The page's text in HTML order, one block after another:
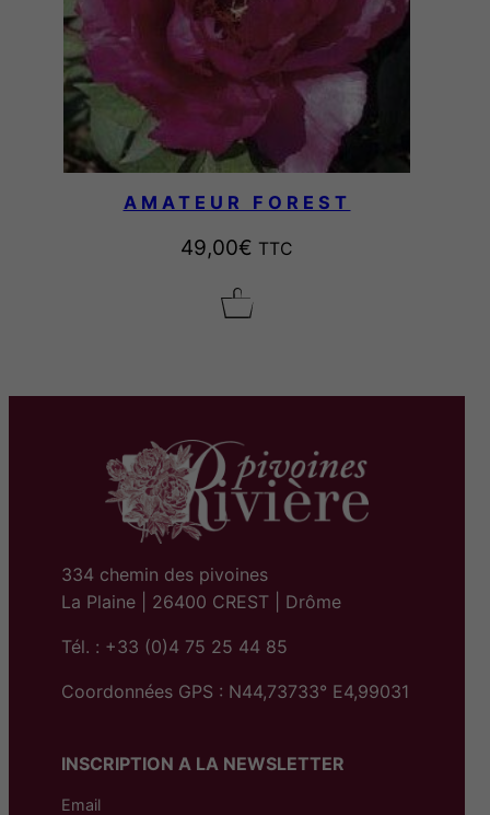
x
:
4
8
,
0
AMATEUR FOREST
49,00€ TTC
334 chemin des pivoines
La Plaine | 26400 CREST | Drôme
Tél. : +33 (0)4 75 25 44 85
Coordonnées GPS : N44,73733° E4,99031
INSCRIPTION A LA NEWSLETTER
Email